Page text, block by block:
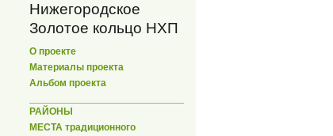
Нижегородское
Золотое кольцо НХП
О проекте
Материалы проекта
Альбом проекта
РАЙОНЫ
МЕСТА традиционного